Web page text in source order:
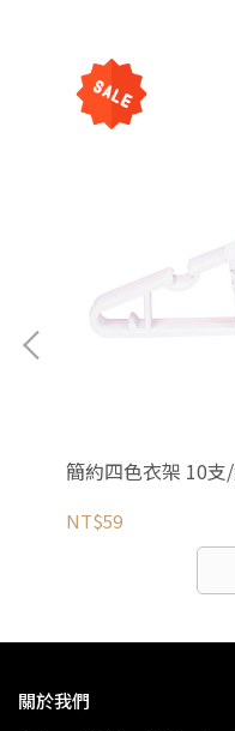
簡約四色衣架 10支
NT$59
關於我們